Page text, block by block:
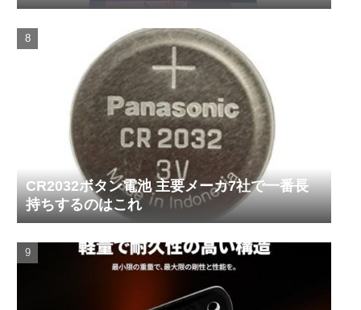
CR2032ボタン電池 主要メーカ7社で一番長
持ちするのはこれ